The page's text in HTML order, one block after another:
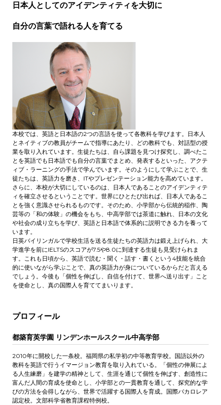
日本人としてのアイデンティティを大切に
自分の言葉で語れる人を育てる
本校では、英語と日本語の2つの言語を使って各教科を学びます。日本人
とネイティブの教員がチームで指導にあたり、どの教科でも、対話型の授
業を取り入れています。生徒たちは、自ら課題を見つけ探究し、調べたこ
とを英語でも日本語でも自分の言葉でまとめ、発表するといった、アクテ
ィブ・ラーニングの手法で学んでいます。そのようにして学ぶことで、生
徒たちは、英語力を磨き、ITやプレゼンテーション能力を高めています。
さらに、本校が大切にしているのは、日本人であることのアイデンティテ
ィを確立させるということです。世界にひとたび出れば、日本人であるこ
とを強く意識させられるものです。そのため、小学部から伝統的稲作、陶
芸等の「和の体験」の機会をもち、中高学部では茶道に触れ、日本の文化
や社会の成り立ちを学び、英語と日本語で体系的に説明できる力を養って
います。
日英バイリンガルで学校生活を送る生徒たちの英語力は鍛え上げられ、大
学進学を前にIELTSのスコアが7.5や8.0に到達する生徒も見受けられま
す。これも日頃から、英語で読む・聞く・話す・書くという4技能を統合
的に使いながら学ぶことで、真の英語力が身についているからだと言える
でしょう。今後も「個性を伸ばし、自信を付けて、世界へ送り出す」こと
を使命とし、真の国際人を育ててまいります。
プロフィール
都築育英学園 リンデンホールスクール中高学部
2010年に開校した一条校。福岡県の私学初の中等教育学校。国語以外の
教科を英語で行うイマージョン教育を取り入れている。「個性の伸展によ
る人生練磨」を建学の精神として、生涯を通じて個性を伸ばす、創造性に
富んだ人間の育成を使命とし、小学部との一貫教育を通して、探究的な学
びの方法を会得しながら、世界で活躍する国際人を育成。国際バカロレア
認定校。文部科学省教育課程特例校。